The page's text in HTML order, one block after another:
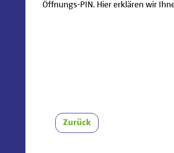
Öffnungs-PIN. Hier erklären wir
Zurück